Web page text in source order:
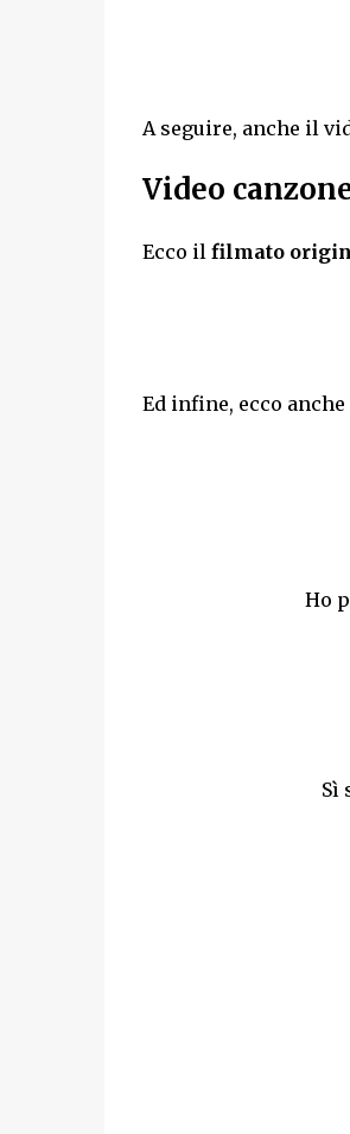
A seguire, anche il
Video
Ecco il filmato
Ed infine, ecco
Ho
Sì